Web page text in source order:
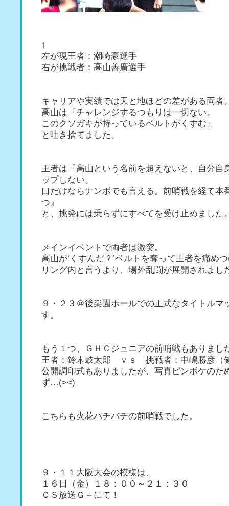
↑
左が現王者：潮崎豪選手
右が挑戦者：高山善廣選手
キャリアや実績では天と地ほどの差がある両者
高山は『チャレンジするつもりは一切ない。
このクソガキが持っているベルトがくすむ』
と吐き捨てました。
王者は『高山という名前を超えないと、自分自
ップしない。
口だけならナンボでも言える。前哨戦を経て本
つ』
と、挑発には乗らずにすべてを受け止めました
メインイベントで両者は激突。
高山が‘くすんだ？’ベルトを奪って王者を痛め
リング内と言うより、場外乱闘が展開されまし
９・２３＠後楽園ホールでの正式なタイトルマ
す。
もう１つ、ＧＨＣジュニアの前哨戦もありまし
王者：鈴木鼓太郎 ｖｓ 挑戦者：中嶋勝彦（
公開調印式もありましたが、写真ピンボケのた
ず…(><)
こちらも火花バチバチの前哨戦でした。
９・１１大阪大会の模様は、
１６日（金）１８：００～２１：３０
ＣＳ放送Ｇ＋にて！